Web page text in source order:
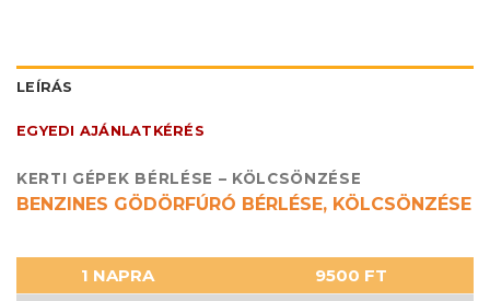
LEÍRÁS
EGYEDI AJÁNLATKÉRÉS
KERTI GÉPEK BÉRLÉSE – KÖLCSÖNZÉSE
BENZINES GÖDÖRFÚRÓ BÉRLÉSE, KÖLCSÖNZÉSE
1 NAPRA
9500 FT